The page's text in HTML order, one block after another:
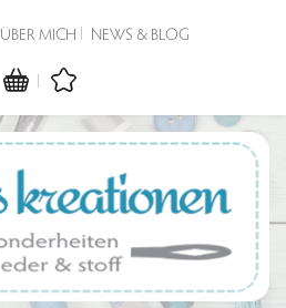
ÜBER MICH NEWS & BLOG